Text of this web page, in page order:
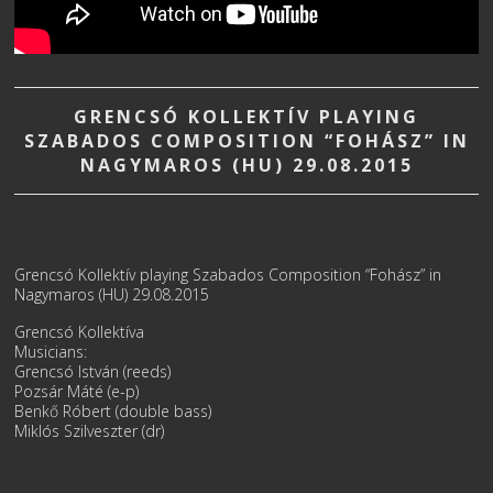
GRENCSÓ KOLLEKTÍV PLAYING
SZABADOS COMPOSITION “FOHÁSZ” IN
NAGYMAROS (HU) 29.08.2015
Grencsó Kollektív playing Szabados Composition “Fohász” in
Nagymaros (HU) 29.08.2015
Grencsó Kollektíva
Musicians:
Grencsó István (reeds)
Pozsár Máté (e-p)
Benkő Róbert (double bass)
Miklós Szilveszter (dr)